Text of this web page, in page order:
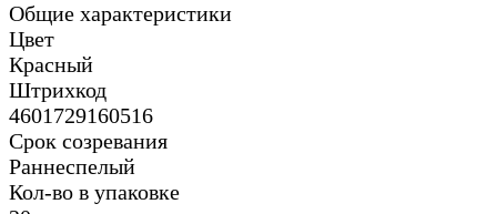
Общие характеристики
Цвет
Красный
Штрихкод
4601729160516
Срок созревания
Раннеспелый
Кол-во в упаковке